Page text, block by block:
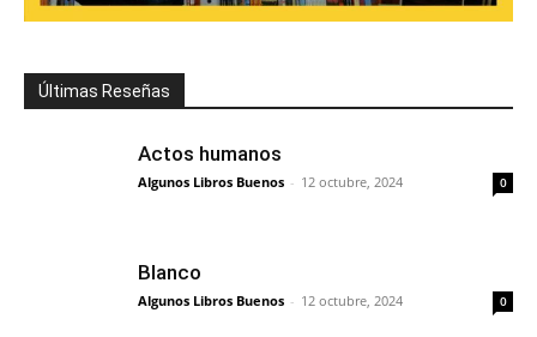
Últimas Reseñas
Actos humanos
Algunos Libros Buenos - 12 octubre, 2024 0
Blanco
Algunos Libros Buenos - 12 octubre, 2024 0